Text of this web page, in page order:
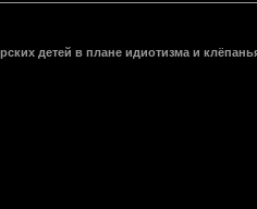
детей в плане идиотизма и